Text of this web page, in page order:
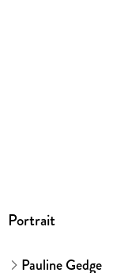
Portrait
Pauline Gedge